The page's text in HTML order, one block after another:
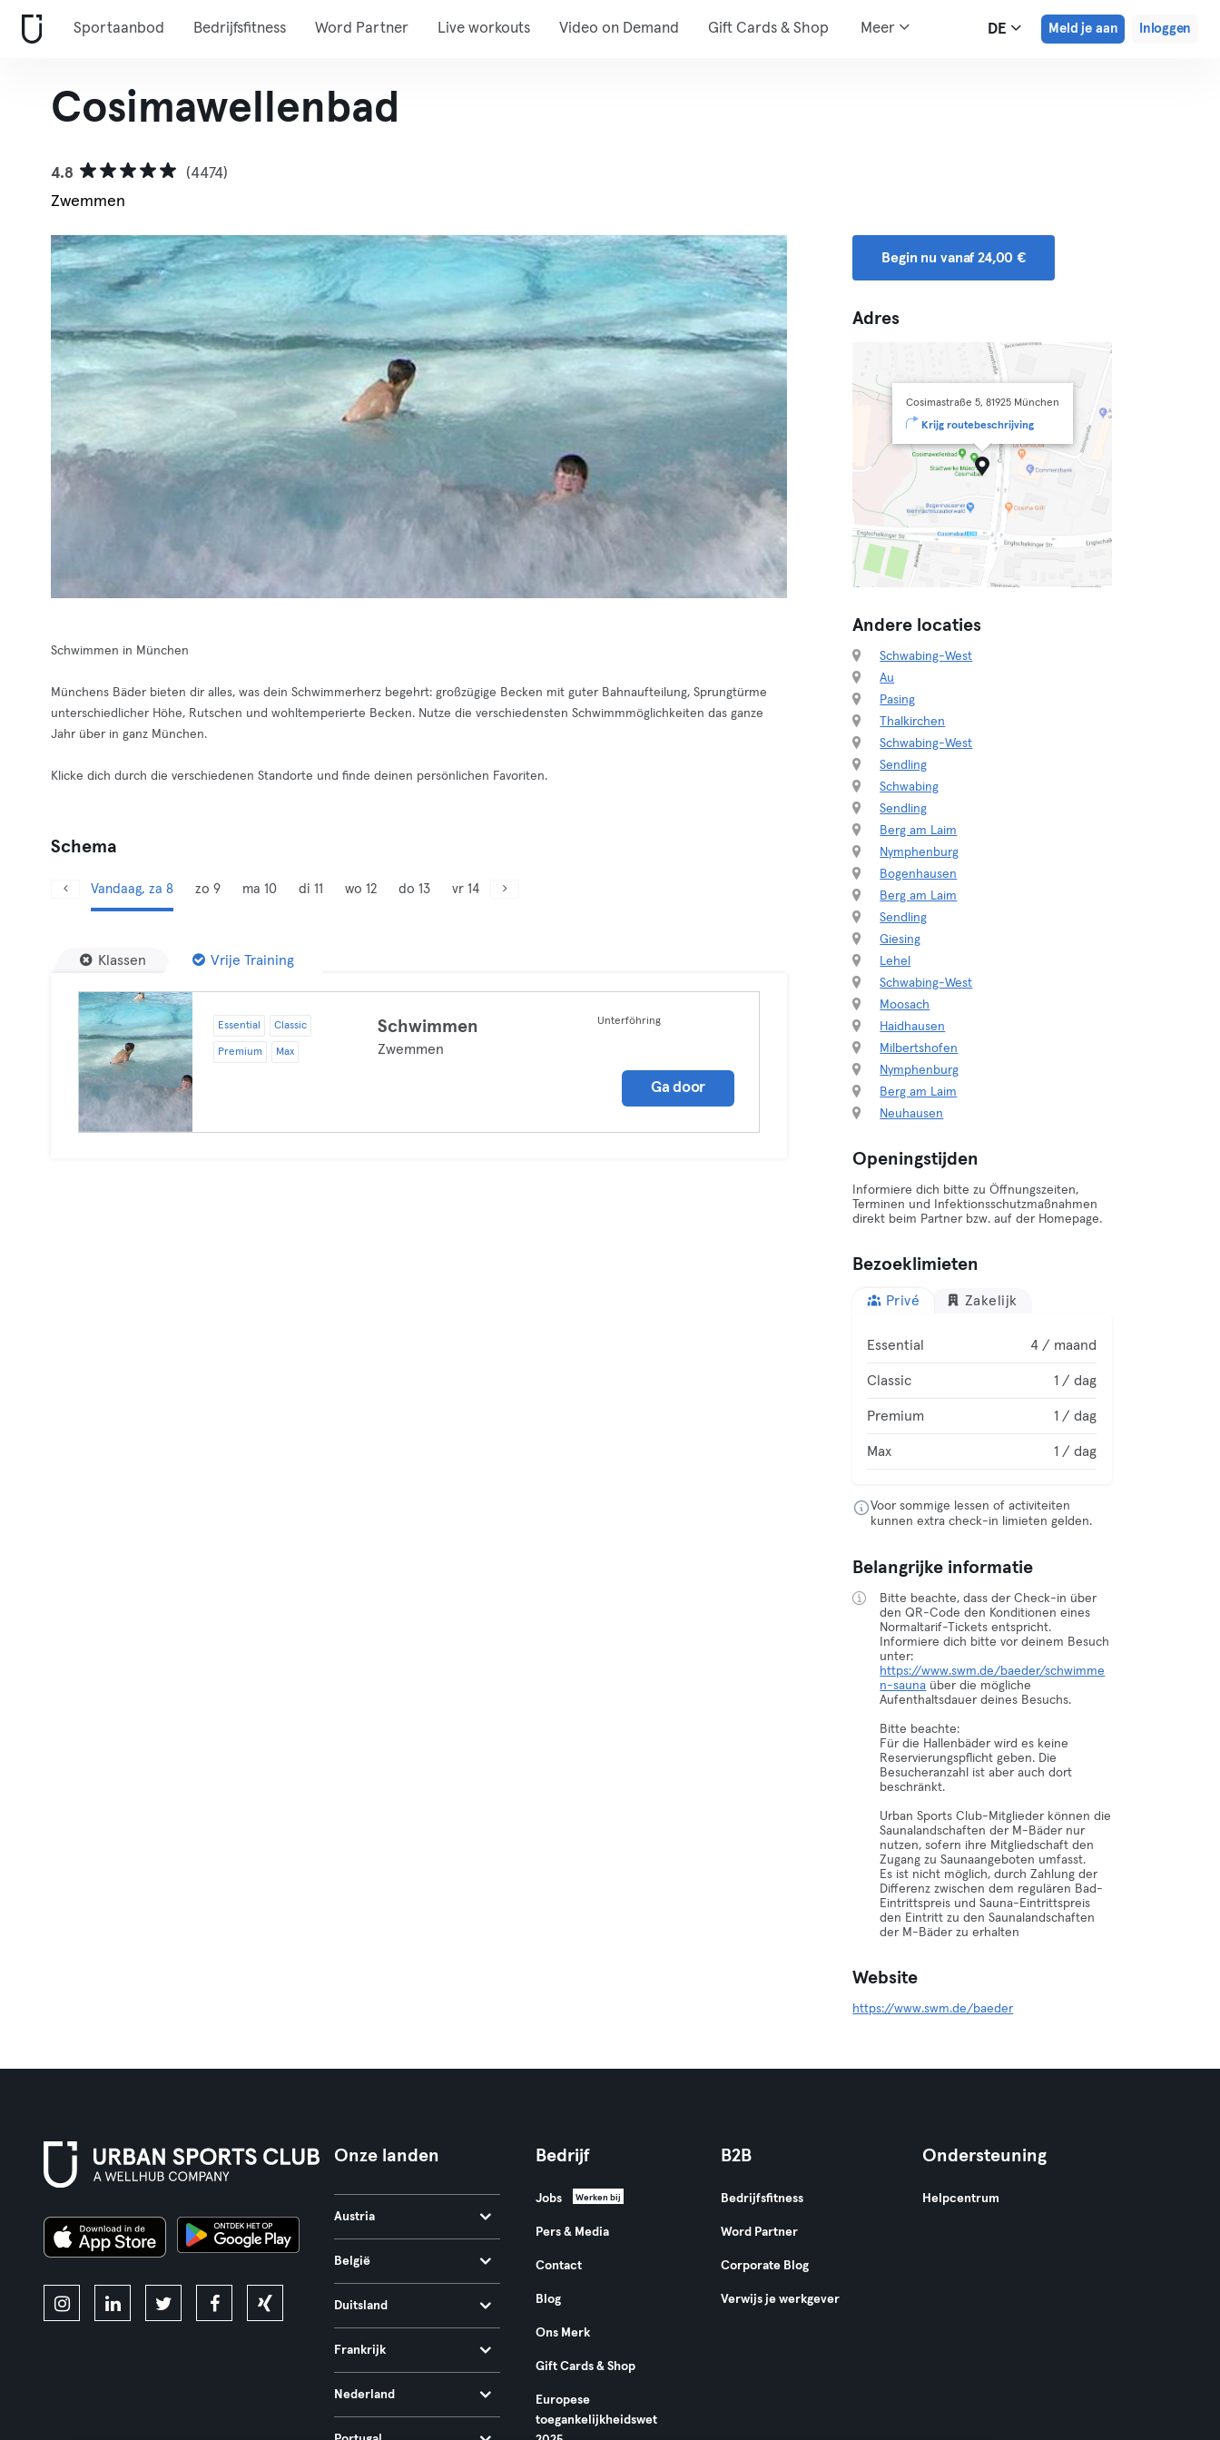
Sportaanbod Bedrijfsfitness Word Partner Live workouts Video on Demand Gift Cards & Shop Meer DE Meld je aan Inloggen
Cosimawellenbad
4.8
(4474)
Zwemmen
Schwimmen in München
Münchens Bäder bieten dir alles, was dein Schwimmerherz begehrt: großzügige Becken mit guter Bahnaufteilung, Sprungtürme
unterschiedlicher Höhe, Rutschen und wohltemperierte Becken. Nutze die verschiedensten Schwimmmöglichkeiten das ganze
Jahr über in ganz München.
Klicke dich durch die verschiedenen Standorte und finde deinen persönlichen Favoriten.
Schema
Vandaag, za 8 zo 9 ma 10 di 11 wo 12 do 13 vr 14
Klassen Vrije Training
Essential Classic
Premium Max
Schwimmen
Zwemmen
Unterföhring
Ga door
Begin nu vanaf 24,00 €
Adres
Cosimastraße 5, 81925 München
Krijg routebeschrijving
Andere locaties
Schwabing-West
Au
Pasing
Thalkirchen
Schwabing-West
Sendling
Schwabing
Sendling
Berg am Laim
Nymphenburg
Bogenhausen
Berg am Laim
Sendling
Giesing
Lehel
Schwabing-West
Moosach
Haidhausen
Milbertshofen
Nymphenburg
Berg am Laim
Neuhausen
Openingstijden
Informiere dich bitte zu Öffnungszeiten,
Terminen und Infektionsschutzmaßnahmen
direkt beim Partner bzw. auf der Homepage.
Bezoeklimieten
Privé Zakelijk
Essential 4 / maand
Classic 1 / dag
Premium 1 / dag
Max 1 / dag
Voor sommige lessen of activiteiten
kunnen extra check-in limieten gelden.
Belangrijke informatie
Bitte beachte, dass der Check-in über
den QR-Code den Konditionen eines
Normaltarif-Tickets entspricht.
Informiere dich bitte vor deinem Besuch
unter:
https://www.swm.de/baeder/schwimme
n-sauna über die mögliche
Aufenthaltsdauer deines Besuchs.
Bitte beachte:
Für die Hallenbäder wird es keine
Reservierungspflicht geben. Die
Besucheranzahl ist aber auch dort
beschränkt.
Urban Sports Club-Mitglieder können die
Saunalandschaften der M-Bäder nur
nutzen, sofern ihre Mitgliedschaft den
Zugang zu Saunaangeboten umfasst.
Es ist nicht möglich, durch Zahlung der
Differenz zwischen dem regulären Bad-
Eintrittspreis und Sauna-Eintrittspreis
den Eintritt zu den Saunalandschaften
der M-Bäder zu erhalten
Website
https://www.swm.de/baeder
Onze landen
Austria
België
Duitsland
Frankrijk
Nederland
Bedrijf
Jobs Werken bij
Pers & Media
Contact
Blog
Ons Merk
Gift Cards & Shop
Europese
toegankelijkheidswet
B2B
Bedrijfsfitness
Word Partner
Corporate Blog
Verwijs je werkgever
Ondersteuning
Helpcentrum